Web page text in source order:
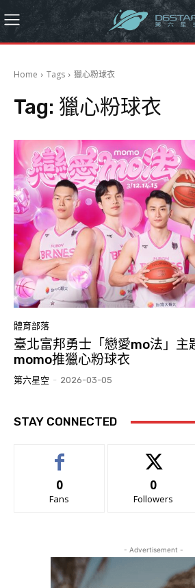
Home Tags 獵心粉球衣
Tag: 獵心粉球衣
體育部落
臺北富邦勇士「戀愛mo法」
momo推獵心粉球衣
第六星空 - 2026-03-05
STAY CONNECTED
0
Fans
0
Followers
- Advertisement -